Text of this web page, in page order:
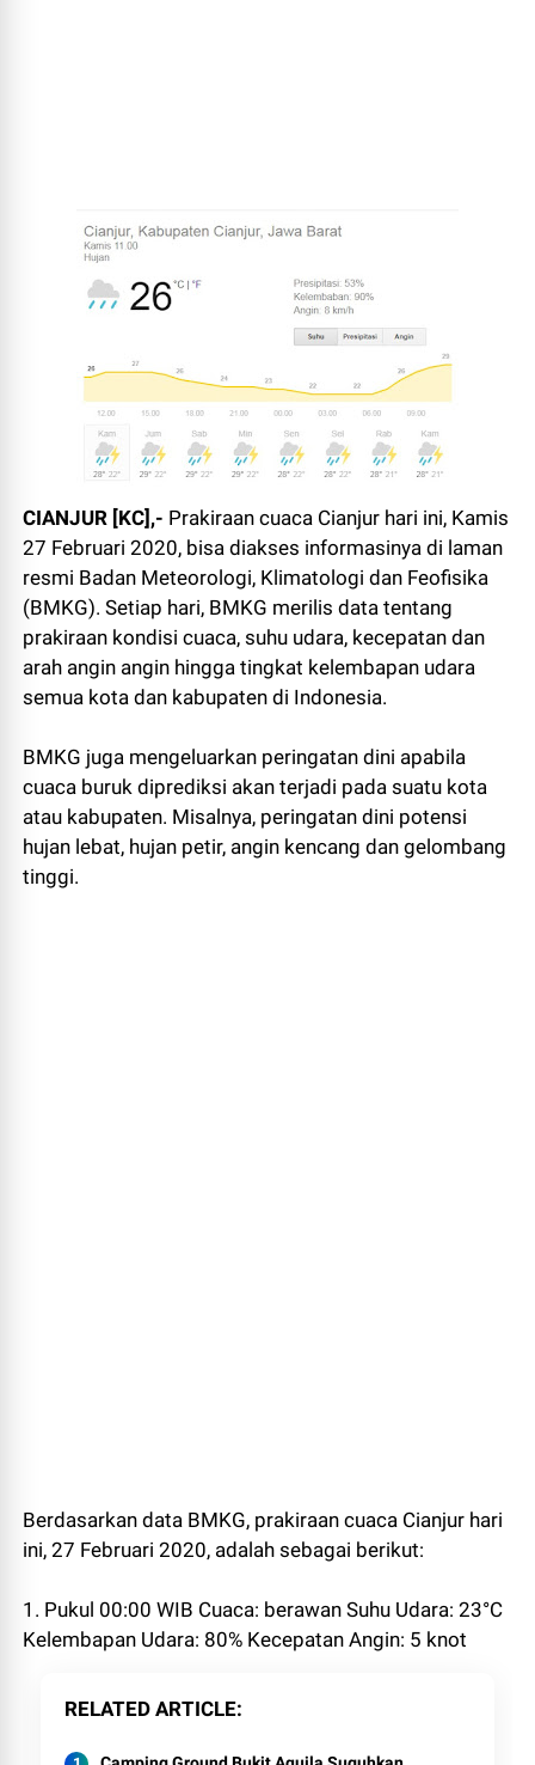
CIANJUR [KC],- Prakiraan cuaca Cianjur hari ini, Kamis
27 Februari 2020, bisa diakses informasinya di laman
resmi Badan Meteorologi, Klimatologi dan Feofisika
(BMKG). Setiap hari, BMKG merilis data tentang
prakiraan kondisi cuaca, suhu udara, kecepatan dan
arah angin angin hingga tingkat kelembapan udara
semua kota dan kabupaten di Indonesia.
BMKG juga mengeluarkan peringatan dini apabila
cuaca buruk diprediksi akan terjadi pada suatu kota
atau kabupaten. Misalnya, peringatan dini potensi
hujan lebat, hujan petir, angin kencang dan gelombang
tinggi.
Berdasarkan data BMKG, prakiraan cuaca Cianjur hari
ini, 27 Februari 2020, adalah sebagai berikut:
1. Pukul 00:00 WIB Cuaca: berawan Suhu Udara: 23°C
Kelembapan Udara: 80% Kecepatan Angin: 5 knot
RELATED ARTICLE